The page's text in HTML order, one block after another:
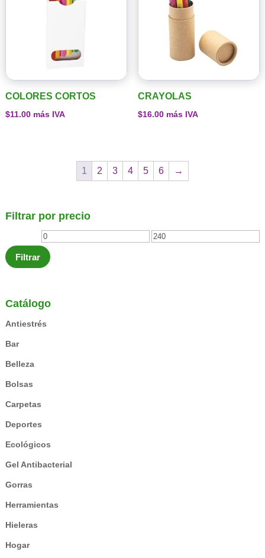
Filtrar por precio
Precio
mínimo
Precio
Filtrar
Catálogo
Antiestrés
Bar
Belleza
Bolsas
Carpetas
Deportes
Ecológicos
Gel Antibacterial
Gorras
Herramientas
Hieleras
Hogar
COLORES CORTOS
$11.00más IVA
CRAYOLAS
$16.00más IVA
1 2 3 4 5 6 →